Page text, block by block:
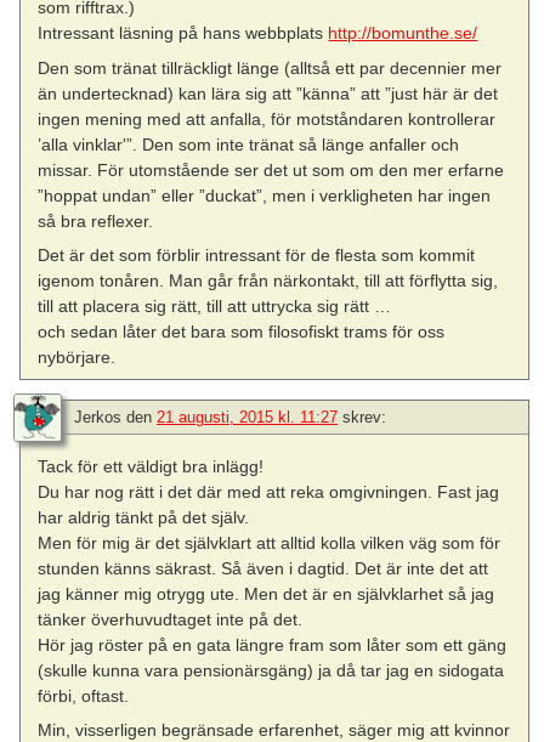
som rifftrax.)
Intressant läsning på hans webbplats http://bomunthe.se/
Den som tränat tillräckligt länge (alltså ett par decennier mer
än undertecknad) kan lära sig att ”känna” att ”just här är det
ingen mening med att anfalla, för motståndaren kontrollerar
’alla vinklar'”. Den som inte tränat så länge anfaller och
missar. För utomstående ser det ut som om den mer erfarne
”hoppat undan” eller ”duckat”, men i verkligheten har ingen
så bra reflexer.
Det är det som förblir intressant för de flesta som kommit
igenom tonåren. Man går från närkontakt, till att förflytta sig,
till att placera sig rätt, till att uttrycka sig rätt …
och sedan låter det bara som filosofiskt trams för oss
nybörjare.
Jerkos den 21 augusti, 2015 kl. 11:27 skrev:
Tack för ett väldigt bra inlägg!
Du har nog rätt i det där med att reka omgivningen. Fast jag
har aldrig tänkt på det själv.
Men för mig är det självklart att alltid kolla vilken väg som för
stunden känns säkrast. Så även i dagtid. Det är inte det att
jag känner mig otrygg ute. Men det är en självklarhet så jag
tänker överhuvudtaget inte på det.
Hör jag röster på en gata längre fram som låter som ett gäng
(skulle kunna vara pensionärsgäng) ja då tar jag en sidogata
förbi, oftast.
Min, visserligen begränsade erfarenhet, säger mig att kvinnor